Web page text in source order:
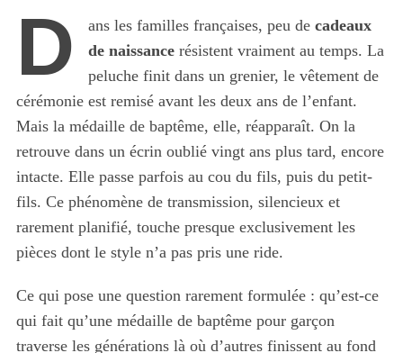
D ans les familles françaises, peu de cadeaux
de naissancerésistent vraiment au temps. La
peluche finit dans un grenier, le vêtement de
cérémonie est remisé avant les deux ans de l’enfant.
Mais la médaille de baptême, elle, réapparaît. On la
retrouve dans un écrin oublié vingt ans plus tard, encore
intacte. Elle passe parfois au cou du fils, puis du petit-
fils. Ce phénomène de transmission, silencieux et
rarement planifié, touche presque exclusivement les
pièces dont le style n’a pas pris une ride.
Ce qui pose une question rarement formulée : qu’est-ce
qui fait qu’une médaille de baptême pour garçon
traverse les générations là où d’autres finissent au fond